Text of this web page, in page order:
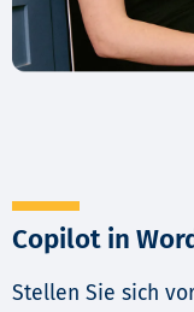
Copilot in
Stellen Sie sich